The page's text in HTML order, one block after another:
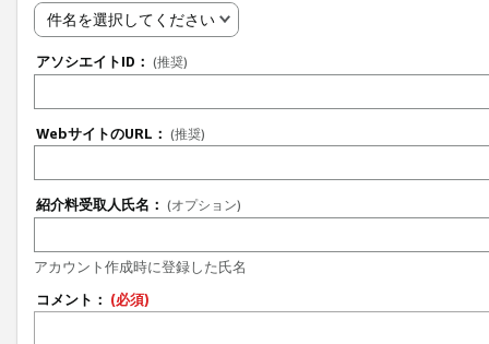
件名を選択してください
アソシエイトID： (推奨)
WebサイトのURL： (推奨)
紹介料受取人氏名： (オプション)
アカウント作成時に登録した氏名
コメント： (必須)